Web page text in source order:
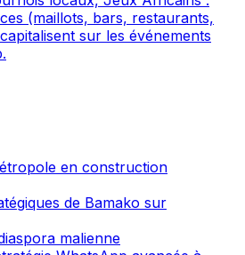
(maillots, bars, restaurants,
sur les événements
en construction
de Bamako sur
malienne